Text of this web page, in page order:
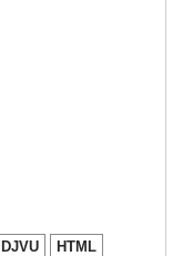
DJVU HTML